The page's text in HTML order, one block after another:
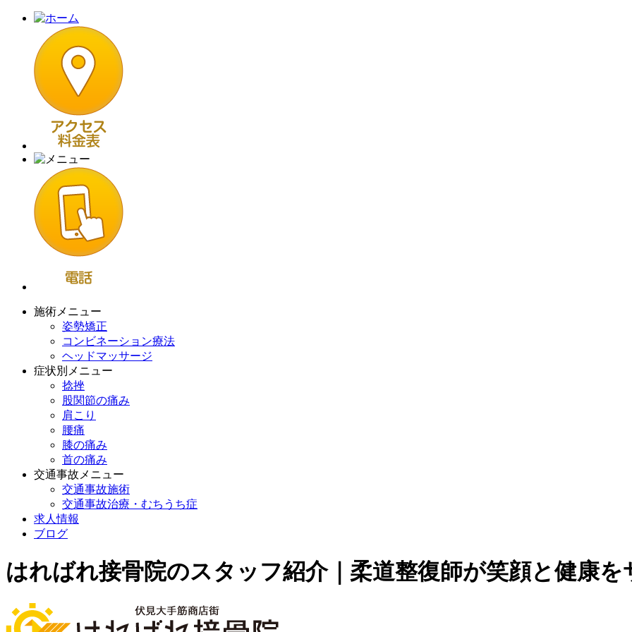
施術メニュー
姿勢矯正
コンビネーション療法
ヘッドマッサージ
症状別メニュー
捻挫
股関節の痛み
肩こり
腰痛
膝の痛み
首の痛み
交通事故メニュー
交通事故施術
交通事故治療・むちうち症
求人情報
ブログ
はればれ接骨院のスタッフ紹介｜柔道整復師が笑顔と健康を